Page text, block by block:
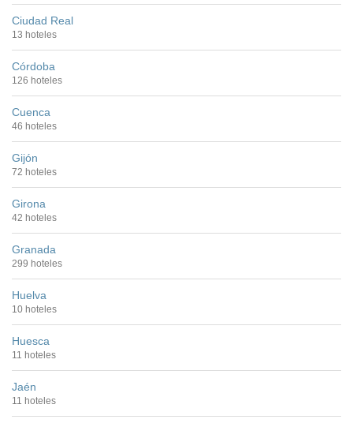
Ciudad Real
13 hoteles
Córdoba
126 hoteles
Cuenca
46 hoteles
Gijón
72 hoteles
Girona
42 hoteles
Granada
299 hoteles
Huelva
10 hoteles
Huesca
11 hoteles
Jaén
11 hoteles